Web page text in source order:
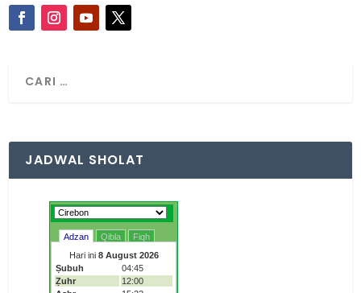
JADWAL SHOLAT